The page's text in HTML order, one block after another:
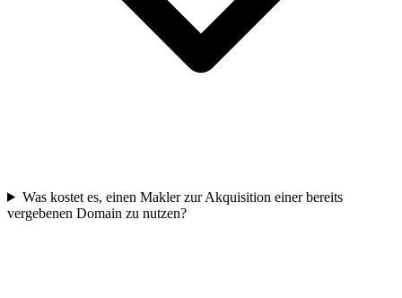
Was kostet es, einen Makler zur Akquisition einer bereits
vergebenen Domain zu nutzen?